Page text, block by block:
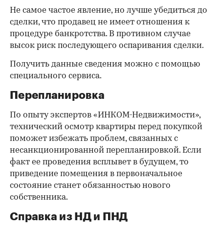
Не самое частое явление, но лучше убедиться до
сделки, что продавец не имеет отношения к
процедуре банкротства. В противном случае
высок риск последующего оспаривания сделки.
Получить данные сведения можно с помощью
специального сервиса.
Перепланировка
По опыту экспертов «ИНКОМ-Недвижимости»,
технический осмотр квартиры перед покупкой
поможет избежать проблем, связанных с
несанкционированной перепланировкой. Если
факт ее проведения всплывет в будущем, то
приведение помещения в первоначальное
состояние станет обязанностью нового
собственника.
Справка из НД и ПНД